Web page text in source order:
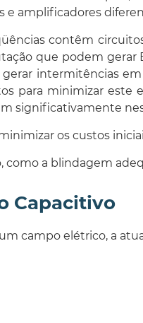
e amplificadores
contêm
que podem gerar
intermitências
para minimizar este
significativamente
os custos
como a blindagem
Capacitivo
campo elétrico, a